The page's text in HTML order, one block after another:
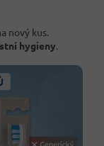
nový kus.
hygieny.